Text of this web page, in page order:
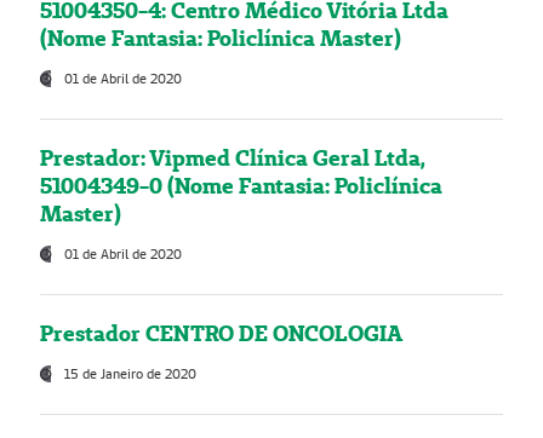
51004350-4: Centro Médico Vitória Ltda
(Nome Fantasia: Policlínica Master)
01 de Abril de 2020
Prestador: Vipmed Clínica Geral Ltda,
51004349-0 (Nome Fantasia: Policlínica
Master)
01 de Abril de 2020
Prestador CENTRO DE ONCOLOGIA
15 de Janeiro de 2020